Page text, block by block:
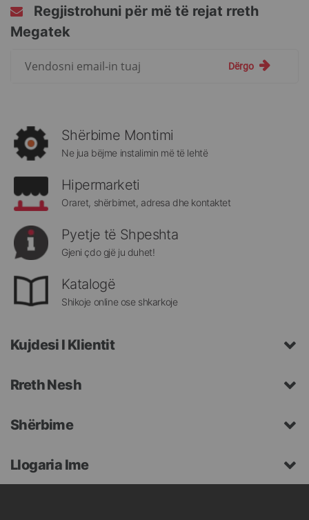
Regjistrohuni për më të rejat rreth
Megatek
rreth
Megatek:
Dërgo
Shërbime Montimi
Ne jua bëjme instalimin më të lehtë
Hipermarketi
Oraret, shërbimet, adresa dhe kontaktet
Pyetje të Shpeshta
Gjeni çdo gjë ju duhet!
Katalogë
Shikoje online ose shkarkoje
Kujdesi I Klientit
Rreth Nesh
Shërbime
Llogaria Ime